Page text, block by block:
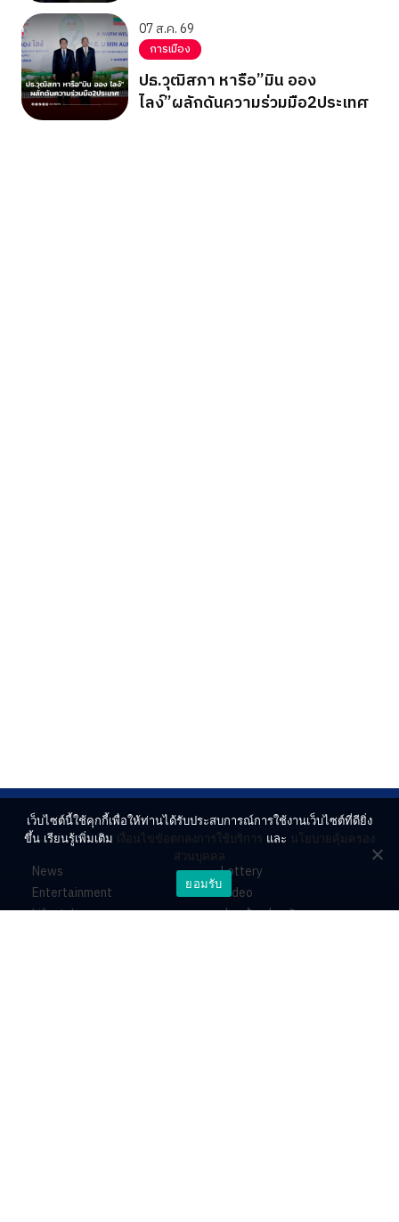
07 ส.ค. 69
การเมือง
ปธ.วุฒิสภา หารือ”มิน ออง
ไลง์”ผลักดันความร่วมมือ2ประเทศ
News
Entertainment
Lifestyle
Lottery
Video
ร่วมด้วยช่วยกัน
เว็บไซต์นี้ใช้คุกกี้เพื่อให้ท่านได้รับประสบการณ์การใช้งานเว็บไซต์ที่ดียิ่ง
ขึ้น เรียนรู้เพิ่มเติม เงื่อนไขข้อตกลงการใช้บริการ และ นโยบายคุ้มครอง
ส่วนบุคคล
ยอมรับ